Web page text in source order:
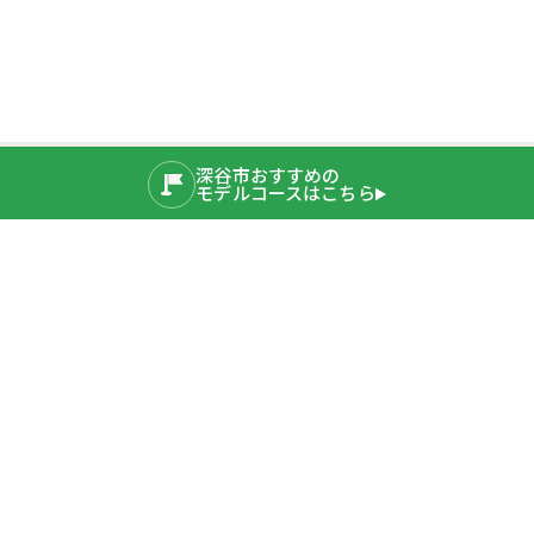
深谷市おすすめの
モデルコースはこちら